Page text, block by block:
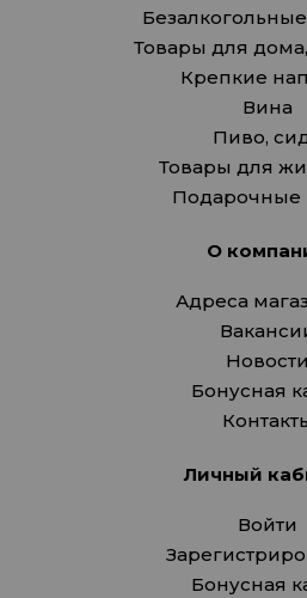
Товары для
Крепкие
Вина
Пиво,
Товары для
Подарочные
О
Адреса
Новости
Бонусная
Личный
Войти
Бонусная